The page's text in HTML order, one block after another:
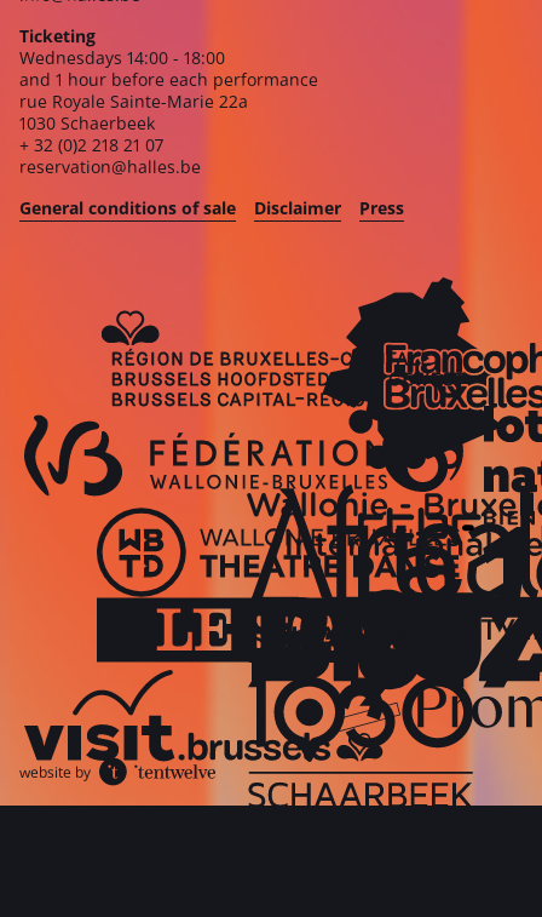
Ticketing
Wednesdays 14:00 - 18:00
and 1 hour before each performance
rue Royale Sainte-Marie 22a
1030 Schaerbeek
+ 32 (0)2 218 21 07
reservation@halles.be
General conditions of sale
Disclaimer Press
website by